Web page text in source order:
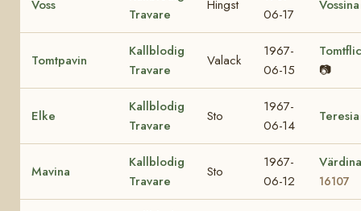
Voss
Travare
Hingst
06-17
Vossina
Tomtpavin
Kallblodig
Travare
Valack
1967-
06-15
📷
Elke
Kallblodig
Travare
Sto
1967-
06-14
Teresia
Mavina
Kallblodig
Travare
Sto
1967-
06-12
Värdina
16107